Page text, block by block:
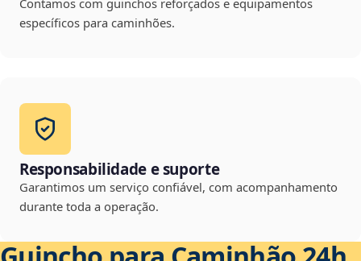
Contamos com guinchos reforçados e equipamentos
específicos para caminhões.
Responsabilidade e suporte
Garantimos um serviço confiável, com acompanhamento
durante toda a operação.